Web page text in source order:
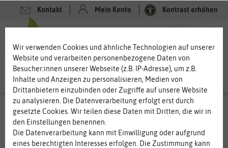
Kontakt Mein Konto Kontrast erhöhen
-80%
Wir verwenden Cookies und ähnliche Technologien auf unserer
Website und verarbeiten personenbezogene Daten von
Besucher:innen unserer Webseite (z.B. IP-Adresse), um z.B.
Inhalte und Anzeigen zu personalisieren, Medien von
Drittanbietern einzubinden oder Zugriffe auf unsere Website
zu analysieren. Die Datenverarbeitung erfolgt erst durch
gesetzte Cookies. Wir teilen diese Daten mit Dritten, die wir in
den Einstellungen benennen.
Die Datenverarbeitung kann mit Einwilligung oder aufgrund
eines berechtigten Interesses erfolgen. Die Zustimmung kann